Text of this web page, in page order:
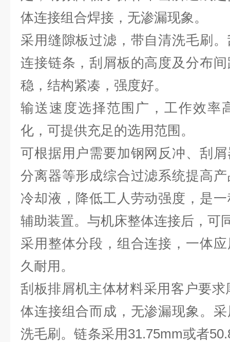
体连接组合焊接，无渗漏现象。
采用缝隙板过滤，带自清洗毛刷
连接链条，刮屑板的高度及分布
稳，结构紧凑，强度好。
输送速度选择范围广，工作效率
化，可提供充足的选用范围。
可根据用户需要加钢网反冲、刮
分离器等形成综合过滤系统提高
冷却液，降低工人劳动强度，是
辅助装置。与机床整体连接后，可
采用整体分段，组合连接，一体
久耐用。
刮板排屑机主体材料采用客户要
体连接组合而成，无渗漏现象。
洗毛刷。链条采用31.75mm或者